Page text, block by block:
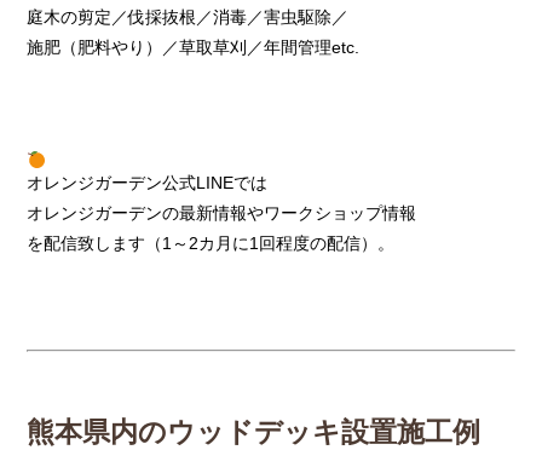
庭木の剪定／伐採抜根／消毒／害虫駆除／
施肥（肥料やり）／草取草刈／年間管理etc.
オレンジガーデン公式LINEでは
オレンジガーデンの最新情報やワークショップ情報
を配信致します（1～2カ月に1回程度の配信）。
熊本県内のウッドデッキ設置施工例